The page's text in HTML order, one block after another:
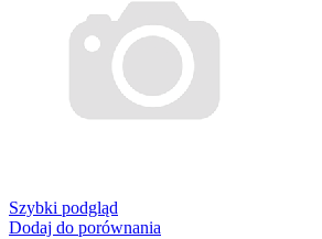
Szybki podgląd
Dodaj do porównania